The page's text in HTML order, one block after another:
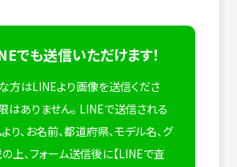
でも送信いただけます！
方はLINEより画像を送信くださ
はありません。 LINEで送信される
り、お名前、都道府県、モデル名、グ
上、フォーム送信後に【LINEで査